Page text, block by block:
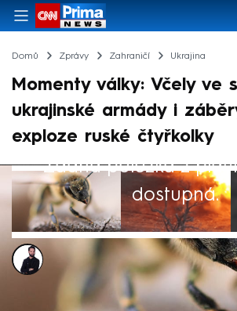
Domů Zprávy Zahraničí Ukrajina
Momenty války: Včely ve
ukrajinské armády i
exploze ruské čtyřkolky
Žádná položka z
dostupná.
Marek Veselý
22. bře 2025, 06:32
Ruská invaze na Ukrajinu je